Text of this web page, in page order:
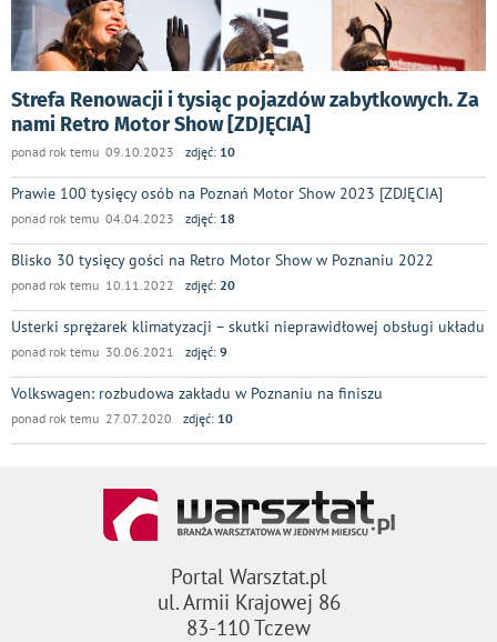
Strefa Renowacji i tysiąc pojazdów zabytkowych. Za
nami Retro Motor Show [ZDJĘCIA]
ponad rok temu 09.10.2023 zdjęć: 10
Prawie 100 tysięcy osób na Poznań Motor Show 2023 [ZDJĘCIA]
ponad rok temu 04.04.2023 zdjęć: 18
Blisko 30 tysięcy gości na Retro Motor Show w Poznaniu 2022
ponad rok temu 10.11.2022 zdjęć: 20
Usterki sprężarek klimatyzacji – skutki nieprawidłowej obsługi układu
ponad rok temu 30.06.2021 zdjęć: 9
Volkswagen: rozbudowa zakładu w Poznaniu na finiszu
ponad rok temu 27.07.2020 zdjęć: 10
Portal Warsztat.pl
ul. Armii Krajowej 86
83-110 Tczew